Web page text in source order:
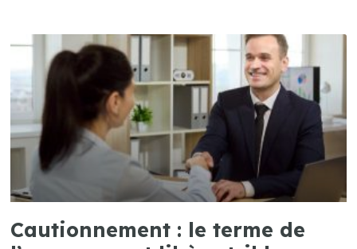
Cautionnement : le terme de